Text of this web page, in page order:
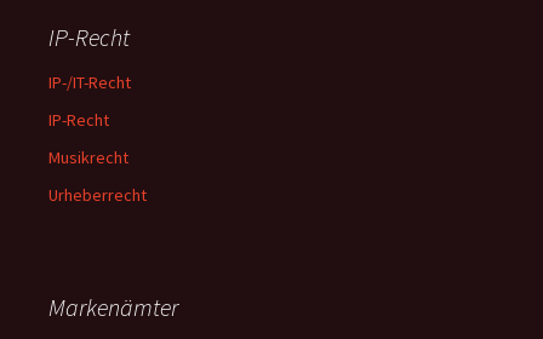
IP-Recht
IP-/IT-Recht
IP-Recht
Musikrecht
Urheberrecht
Markenämter